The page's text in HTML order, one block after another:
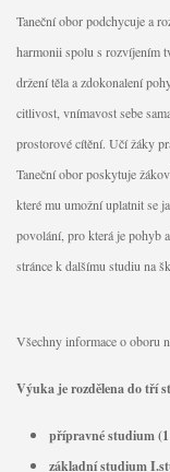
Taneční obor podchycuje a
harmonii spolu s rozvíjením
držení těla a zdokonalení
citlivost, vnímavost sebe
prostorové cítění. Učí žáky
Taneční obor poskytuje
které mu umožní uplatnit se
povolání, pro která je pohyb
stránce k dalšímu studiu na
Všechny informace o oboru
Výuka je rozdělena do tří
přípravné studium
základní studium